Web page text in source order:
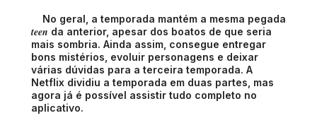
No geral, a temporada mantém a mesma pegada
teen da anterior, apesar dos boatos de que seria
mais sombria. Ainda assim, consegue entregar
bons mistérios, evoluir personagens e deixar
várias dúvidas para a terceira temporada. A
Netflix dividiu a temporada em duas partes, mas
agora já é possível assistir tudo completo no
aplicativo.